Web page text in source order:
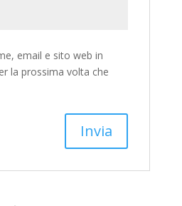
email e sito web in
la prossima volta che